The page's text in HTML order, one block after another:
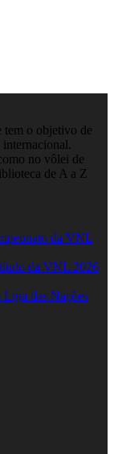
tem o objetivo de
no vôlei de
de A a Z
da VNL
da VNL 2026
das Nações